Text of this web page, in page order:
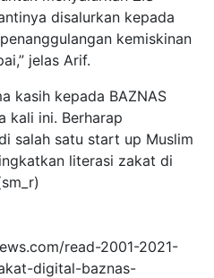
disalurkan kepada
kemiskinan
jelas Arif.
kasih kepada BAZNAS
kali ini. Berharap
salah satu start up Muslim
literasi zakat di
read-2001-2021-
digital-baznas-